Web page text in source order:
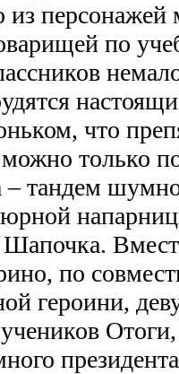
из
по
что
можно только
– тандем
Шапочка.
по
героини,